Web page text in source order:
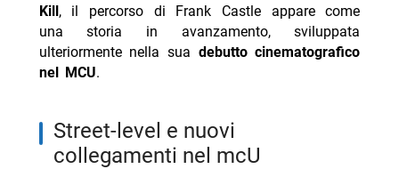
Kill, il percorso di Frank Castle appare come
una storia in avanzamento, sviluppata
ulteriormente nella sua debutto cinematografico
nel MCU.
street-level e nuovi
collegamenti nel mcU